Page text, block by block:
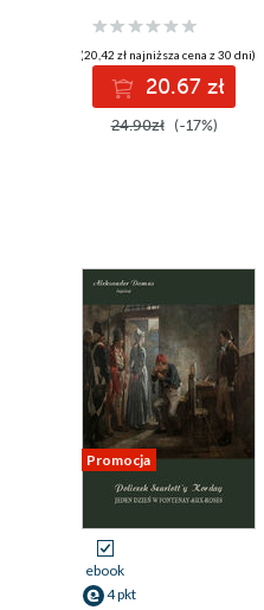
(20,42 zł najniższa cena z 30 dni)
20.67 zł
24.90zł (-17%)
Promocja
ebook
4 pkt